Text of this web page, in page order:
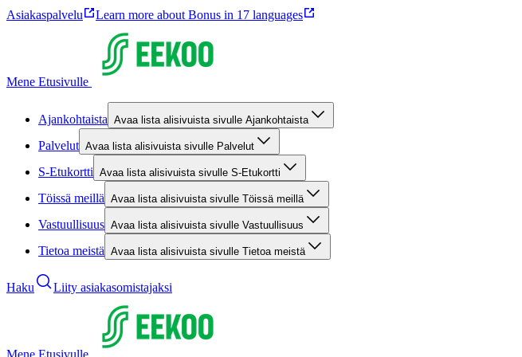
Asiakaspalvelu Learn more about Bonus in 17 languages
Mene Etusivulle
Ajankohtaista Avaa lista alisivuista sivulle Ajankohtaista
Palvelut Avaa lista alisivuista sivulle Palvelut
S-Etukortti Avaa lista alisivuista sivulle S-Etukortti
Töissä meillä Avaa lista alisivuista sivulle Töissä meillä
Vastuullisuus Avaa lista alisivuista sivulle Vastuullisuus
Tietoa meistä Avaa lista alisivuista sivulle Tietoa meistä
Haku Liity asiakasomistajaksi
Mene Etusivulle